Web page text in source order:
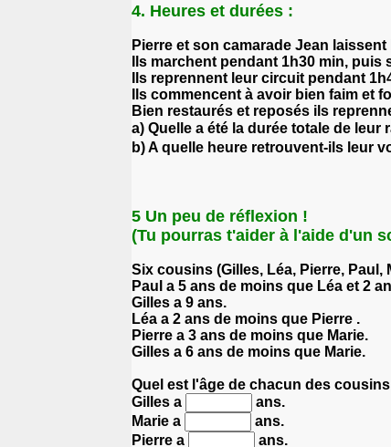
4. Heures et durées :
Pierre et son camarade Jean
Ils marchent pendant 1h30 min,
Ils reprennent leur circuit pendant
Ils commencent à avoir bien faim et
Bien restaurés et reposés ils
a) Quelle a été la durée totale de
b) A quelle heure retrouvent-ils leur
5 Un peu de réflexion !
(Tu pourras t'aider à l'aide d'un
Six cousins (Gilles, Léa, Pierre,
Paul a 5 ans de moins que Léa et 2
Gilles a 9 ans.
Léa a 2 ans de moins que Pierre .
Pierre a 3 ans de moins que Marie.
Gilles a 6 ans de moins que Marie.
Quel est l'âge de chacun des
Gilles a
ans.
Marie a
ans.
Pierre a
ans.